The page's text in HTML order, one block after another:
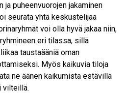
ja puheenvuorojen jakaminen
seurata yhtä keskustelijaa
voi olla hyvä jakaa niin,
eri tilassa, sillä
taustaääniä oman
Myös kaikuvia tiloja
ne äänen kaikumista estävillä
vilteillä.